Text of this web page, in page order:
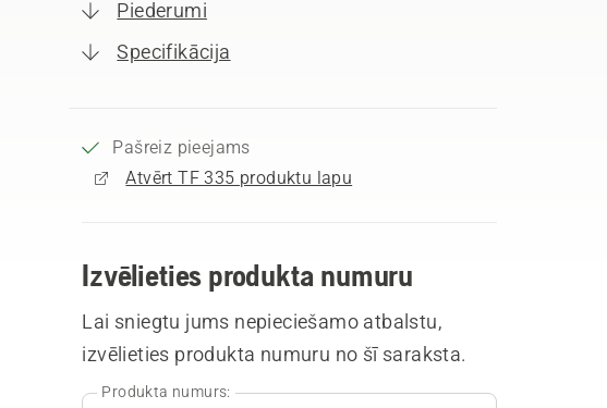
Piederumi
Specifikācija
Pašreiz pieejams
Atvērt TF 335 produktu lapu
Izvēlieties produkta numuru
Lai sniegtu jums nepieciešamo atbalstu,
izvēlieties produkta numuru no šī saraksta.
Produkta numurs: